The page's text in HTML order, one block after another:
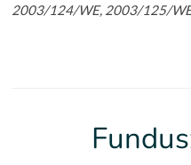
2003/124/WE, 2003/125/